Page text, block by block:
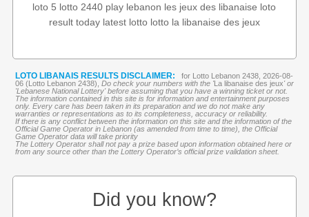
loto 5 lotto 2440 play lebanon les jeux des libanaise loto
result today latest lotto lotto la libanaise des jeux
LOTO LIBANAIS RESULTS DISCLAIMER:
for Lotto Lebanon 2438, 2026-08-
06 (Lotto Lebanon 2438), Do check your numbers with the 'La libanaise des jeux' or
'Lebanese National Lottery' before assuming that you have a winning ticket or not.
The information contained in this site is for information and entertainment purposes
only. Every care has been taken in its preparation and we do not make any
warranties or representations as to its completeness, accuracy or reliability.
If there is any conflict between the information on this site and the information of the
Official Game Operator in Lebanon (as amended from time to time), the Official
Game Operator data will take priority
The Lottery Operator shall not pay a prize based upon information obtained here or
from any source other than the Lottery Operator’s official prize validation sheet.
Did you know?